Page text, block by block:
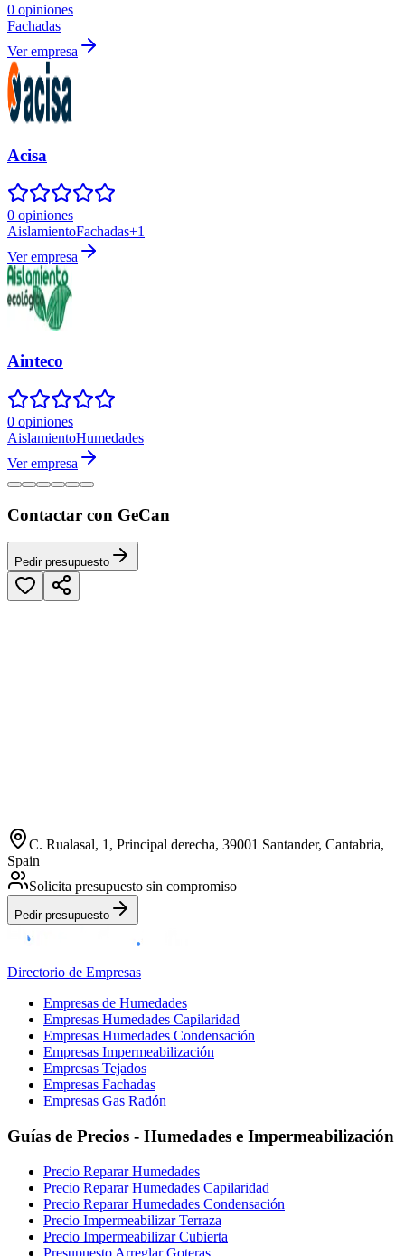
0 opiniones
Fachadas
Ver empresa
Acisa
0 opiniones
AislamientoFachadas+1
Ver empresa
Ainteco
0 opiniones
AislamientoHumedades
Ver empresa
Contactar con GeCan
Pedir presupuesto
C. Rualasal, 1, Principal derecha, 39001 Santander, Cantabria,
Spain
Solicita presupuesto sin compromiso
Pedir presupuesto
Directorio de Empresas
Empresas de Humedades
Empresas Humedades Capilaridad
Empresas Humedades Condensación
Empresas Impermeabilización
Empresas Tejados
Empresas Fachadas
Empresas Gas Radón
Guías de Precios - Humedades e Impermeabilización
Precio Reparar Humedades
Precio Reparar Humedades Capilaridad
Precio Reparar Humedades Condensación
Precio Impermeabilizar Terraza
Precio Impermeabilizar Cubierta
Presupuesto Arreglar Goteras